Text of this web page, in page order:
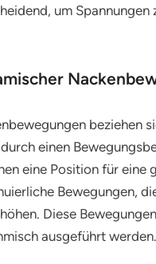
um
beziehen
einen
eine Position für
Bewegungen,
Diese
ausgeführt werden.